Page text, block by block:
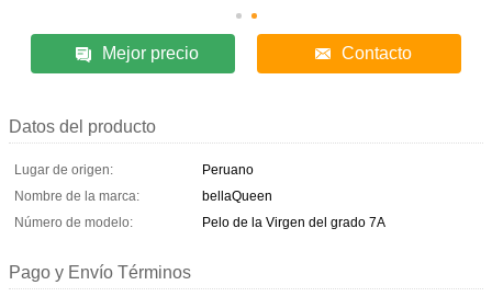
Mejor precio Contacto
Datos del producto
Lugar de origen:
Peruano
Nombre de la marca:
bellaQueen
Número de modelo:
Pelo de la Virgen del grado 7A
Pago y Envío Términos